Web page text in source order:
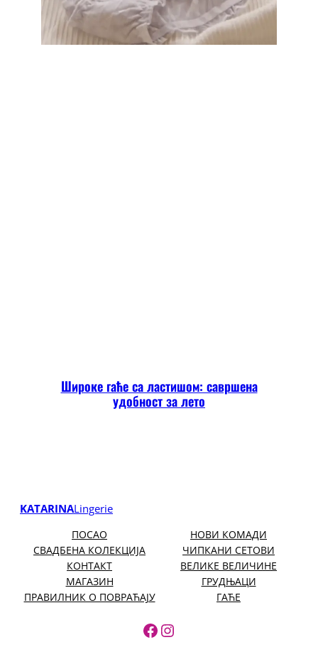
Широке гаће са ластишом: савршена
удобност за лето
KATARINALingerie
ПОСАО
СВАДБЕНА КОЛЕКЦИЈА
КОНТАКТ
МАГАЗИН
ПРАВИЛНИК О ПОВРАЋАЈУ
НОВИ КОМАДИ
ЧИПКАНИ СЕТОВИ
ВЕЛИКЕ ВЕЛИЧИНЕ
ГРУДЊАЦИ
ГАЋЕ
https://
https://